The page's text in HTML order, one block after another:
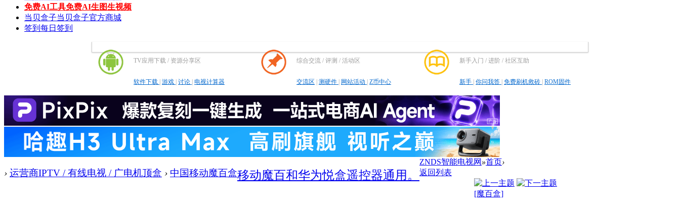
免费AI工具免费AI生图生视频
当贝盒子当贝盒子官方商城
签到 每日签到
TV应用下载 / 资源分享区
软件下载 | 游戏 | 讨论 | 电视计算器
综合交流 / 评测 / 活动区
交流区 | 测硬件 | 网站活动 | Z币中心
新手入门 / 进阶 / 社区互助
新手 | 你问我答 | 免费刷机救砖 | ROM固件
ZNDS智能电视网 »首页
› 运营商IPTV / 有线电视 / 广电机顶盒 › 中国移动魔百盒
›
移动魔百和华为悦盒遥控器通用。 返回列表
[魔百盒]